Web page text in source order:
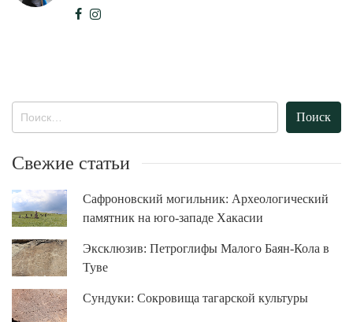
Свежие статьи
Сафроновский могильник: Археологический
памятник на юго-западе Хакасии
Эксклюзив: Петроглифы Малого Баян-Кола в
Туве
Сундуки: Сокровища тагарской культуры